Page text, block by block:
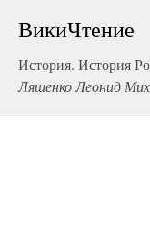
ВикиЧтение
История. История
Ляшенко Леонид